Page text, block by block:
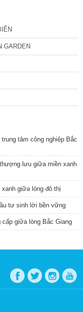
GARDEN
tâm công nghiệp Bắc
lưu giữa miền xanh
giữa lòng đô thị
tư sinh lời bền vững
giữa lòng Bắc Giang